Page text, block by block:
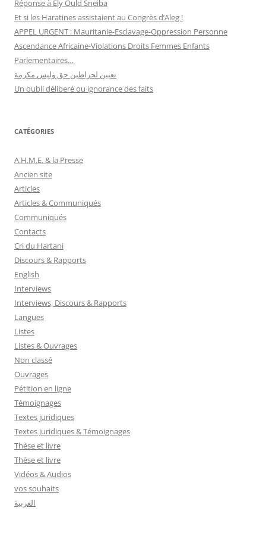
Réponse à Ely Ould Sneiba
Et si les Haratines assistaient au Congrès d’Aleg !
APPEL URGENT : Mauritanie-Esclavage-Oppression Personne
Ascendance Africaine-Violations Droits Femmes Enfants
Parlementaires…
تعيين لحراطين حق وليس مكرمة
Un oubli déliberé ou ignorance des faits
CATÉGORIES
A.H.M.E. & la Presse
Ancien site
Articles
Articles & Communiqués
Communiqués
Contacts
Cri du Hartani
Discours & Rapports
English
Interviews
Interviews, Discours & Rapports
Langues
Listes
Listes & Ouvrages
Non classé
Ouvrages
Pétition en ligne
Témoignages
Textes juridiques
Textes juridiques & Témoignages
Thèse et livre
Thèse et livre
Vidéos & Audios
vos souhaits
العربية